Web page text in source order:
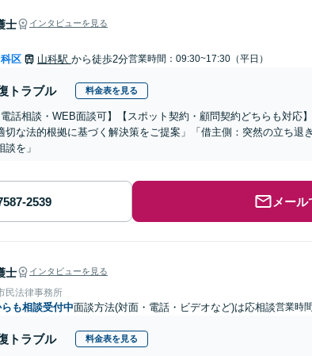
士 インタビューを見る
区 山科駅 から徒歩2分営業時間：09:30~17:30（平日）
トラブル 料金表を見る
電話相談・WEB面談可】【スポット契約・顧問契約どちらも対応
切な法的根拠に基づく解決策をご提案」「借主側：突然の立ち退
を」
メー
士 インタビューを見る
民法律事務所
も相談受付中面談方法(対面・電話・ビデオなど)は応相談営業時
トラブル 料金表を見る